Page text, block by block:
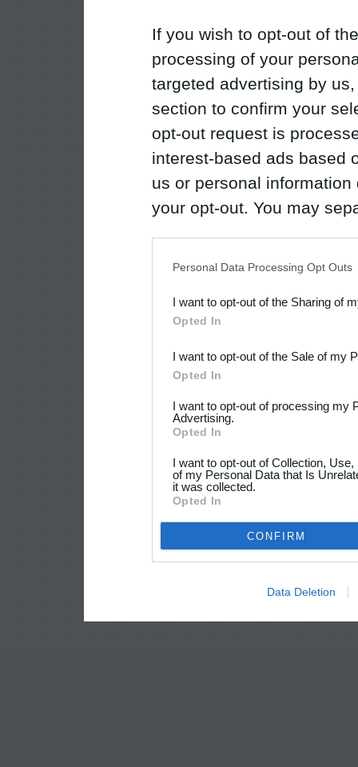
If you wish to opt-out of
processing of your
targeted advertising by
section to confirm your
opt-out request is
interest-based ads based
us or personal
your opt-out. You may
Downstream Participants
third parties.
Personal Data Processing Opt Outs
I want to opt-out of the Sharing of
Opted In
I want to opt-out of the Sale of my
Opted In
I want to opt-out of processing my
Advertising.
Opted In
I want to opt-out of Collection,
of my Personal Data that Is
it was collected.
Opted In
CONFIRM
Data Deletion